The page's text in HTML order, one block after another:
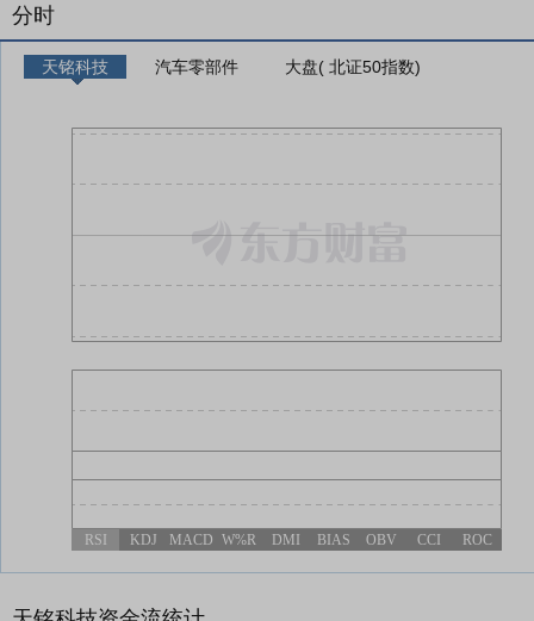
分时
天铭科技 汽车零部件 大盘( 北证50指数)
RSI KDJ MACD W%R DMI BIAS OBV CCI ROC